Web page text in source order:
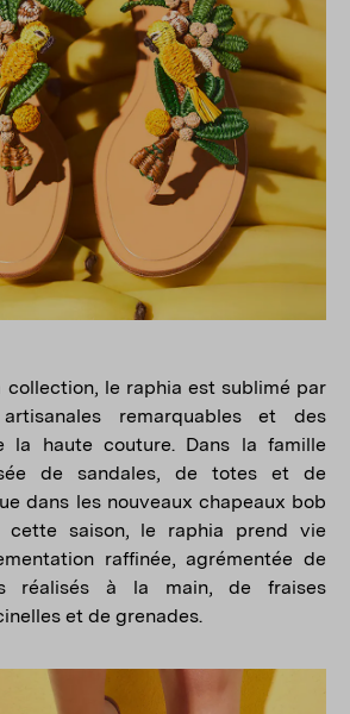
collection, le raphia est sublimé par
remarquables et des
la haute couture. Dans la famille
de sandales, de totes et de
dans les nouveaux chapeaux bob
cette saison, le raphia prend vie
raffinée, agrémentée de
réalisés à la main, de fraises
et de grenades.